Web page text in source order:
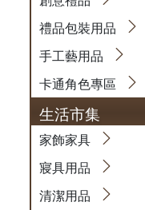
禮品包裝用品
手工藝用品
卡通角色專區
生活市集
家飾家具
寢具用品
清潔用品